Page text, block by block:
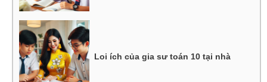
Loi ích của gia sư toán 10 tại nhà